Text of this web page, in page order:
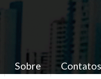
Sobre Contatos